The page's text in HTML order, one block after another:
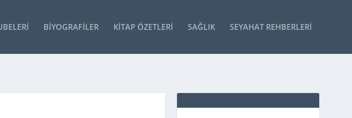
BIYOGRAFILER KITAP ÖZETLERI SAĞLIK SEYAHAT REHBERLERI